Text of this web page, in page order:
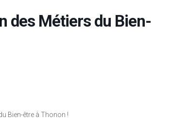
des Métiers du Bien-
Bien-être à Thonon !